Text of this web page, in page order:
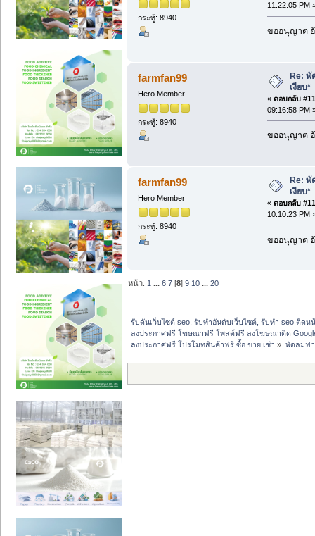
กระทู้: 8940
11:22:05 PM
ขออนุญาต
farmfan99
Hero Member
กระทู้: 8940
Re: พั
เงียบ*
« ตอบกลับ
09:16:58 PM
ขออนุญาต
farmfan99
Hero Member
กระทู้: 8940
Re: พั
เงียบ*
« ตอบกลับ
10:10:23 PM
ขออนุญาต
หน้า: 1 ...6 7 [8]9 10 ...20
รับดันเว็บไซต์ seo, รับทำอันดับเว็บไซต์, รับทำ seo ติดห
ลงประกาศฟรี โฆษณาฟรี โพสต์ฟรี ลงโฆษณาติด
ลงประกาศฟรี โปรโมทสินค้าฟรี ซื้อ ขาย เช่า » พัดลมฟา